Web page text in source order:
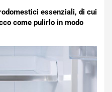
essenziali, di cui
come pulirlo in modo